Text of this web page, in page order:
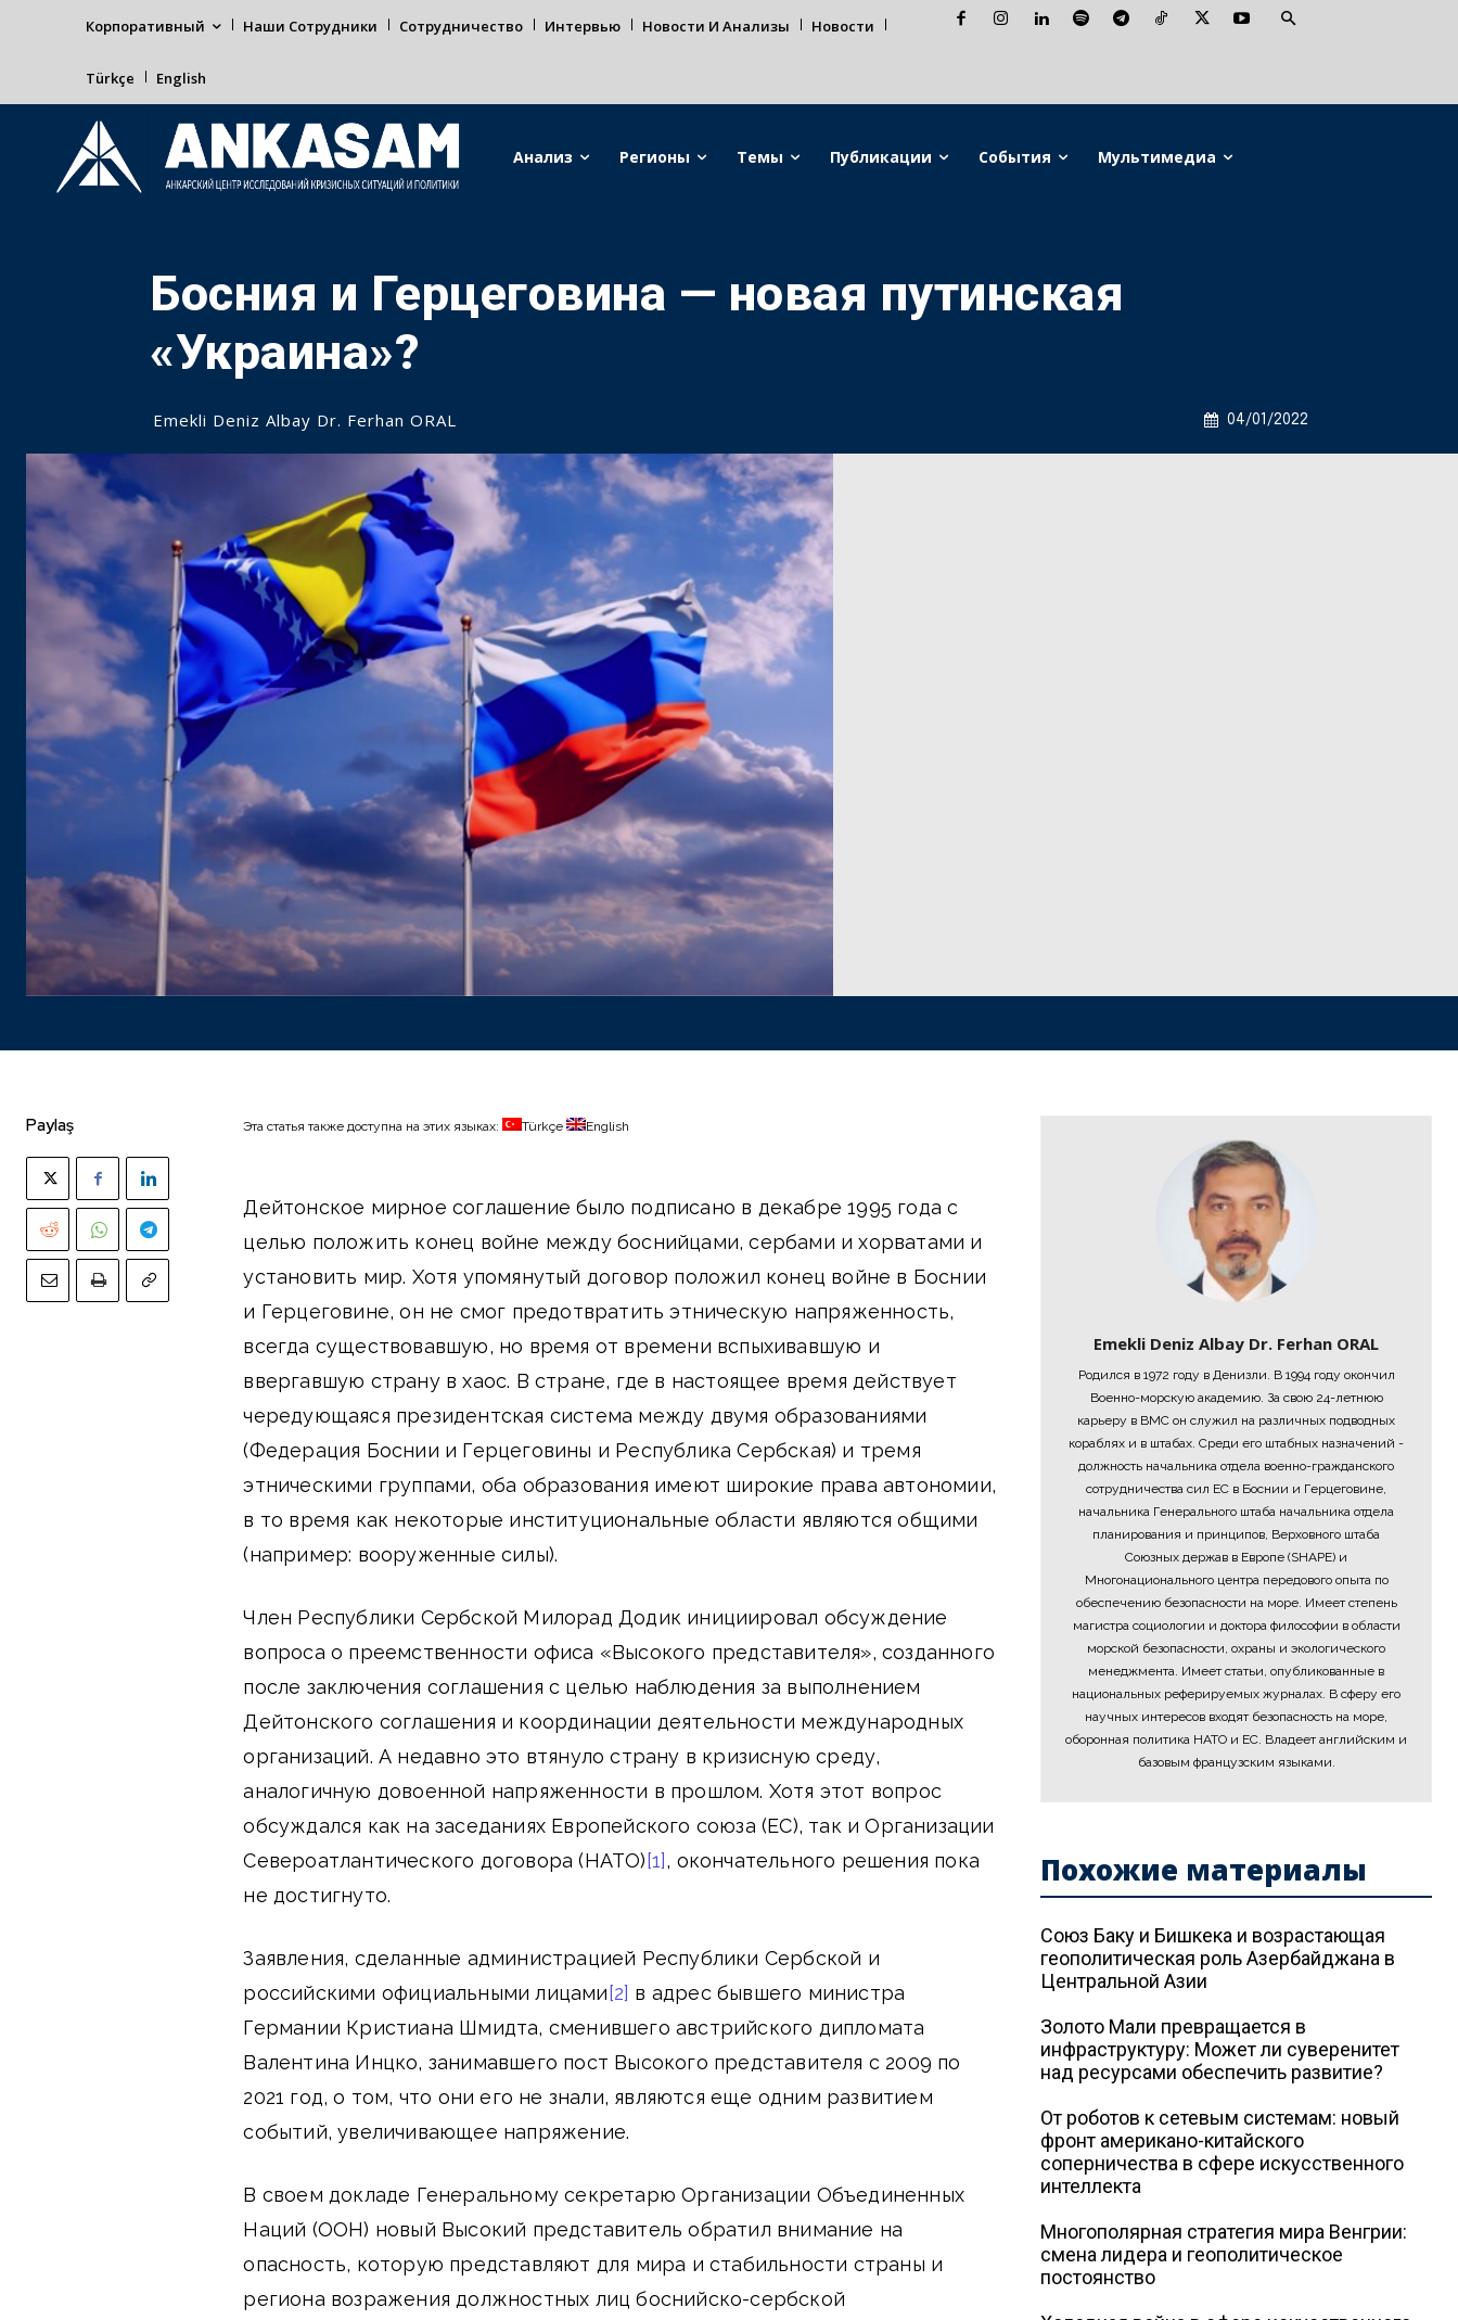
Корпоративный Наши Сотрудники Сотрудничество Интервью Новости И Анализы Новости
Türkçe English
Анализ Регионы Темы Публикации События Мультимедиа
Босния и Герцеговина — новая путинская
«Украина»?
04/01/2022
Emekli Deniz Albay Dr. Ferhan ORAL
Paylaş Эта статья также доступна на этих языках: Türkçe English
Дейтонское мирное соглашение было подписано в декабре 1995 года с
целью положить конец войне между боснийцами, сербами и хорватами и
установить мир. Хотя упомянутый договор положил конец войне в Боснии
и Герцеговине, он не смог предотвратить этническую напряженность,
всегда существовавшую, но время от времени вспыхивавшую и
ввергавшую страну в хаос. В стране, где в настоящее время действует
чередующаяся президентская система между двумя образованиями
(Федерация Боснии и Герцеговины и Республика Сербская) и тремя
этническими группами, оба образования имеют широкие права автономии,
в то время как некоторые институциональные области являются общими
(например: вооруженные силы).
Член Республики Сербской Милорад Додик инициировал обсуждение
вопроса о преемственности офиса «Высокого представителя», созданного
после заключения соглашения с целью наблюдения за выполнением
Дейтонского соглашения и координации деятельности международных
организаций. А недавно это втянуло страну в кризисную среду,
аналогичную довоенной напряженности в прошлом. Хотя этот вопрос
обсуждался как на заседаниях Европейского союза (ЕС), так и Организации
Североатлантического договора (НАТО) [1], окончательного решения пока
не достигнуто.
Заявления, сделанные администрацией Республики Сербской и
российскими официальными лицами [2] в адрес бывшего министра
Германии Кристиана Шмидта, сменившего австрийского дипломата
Валентина Инцко, занимавшего пост Высокого представителя с 2009 по
2021 год, о том, что они его не знали, являются еще одним развитием
событий, увеличивающее напряжение.
В своем докладе Генеральному секретарю Организации Объединенных
Наций (ООН) новый Высокий представитель обратил внимание на
опасность, которую представляют для мира и стабильности страны и
региона возражения должностных лиц боснийско-сербской
Emekli Deniz Albay Dr. Ferhan ORAL
Родился в 1972 году в Денизли. В 1994 году окончил
Военно-морскую академию. За свою 24-летнюю
карьеру в ВМС он служил на различных подводных
кораблях и в штабах. Среди его штабных назначений -
должность начальника отдела военно-гражданского
сотрудничества сил ЕС в Боснии и Герцеговине,
начальника Генерального штаба начальника отдела
планирования и принципов, Верховного штаба
Союзных держав в Европе (SHAPE) и
Многонационального центра передового опыта по
обеспечению безопасности на море. Имеет степень
магистра социологии и доктора философии в области
морской безопасности, охраны и экологического
менеджмента. Имеет статьи, опубликованные в
национальных реферируемых журналах. В сферу его
научных интересов входят безопасность на море,
оборонная политика НАТО и ЕС. Владеет английским и
базовым французским языками.
Похожие материалы
Союз Баку и Бишкека и возрастающая
геополитическая роль Азербайджана в
Центральной Азии
Золото Мали превращается в
инфраструктуру: Может ли суверенитет
над ресурсами обеспечить развитие?
От роботов к сетевым системам: новый
фронт американо-китайского
соперничества в сфере искусственного
интеллекта
Многополярная стратегия мира Венгрии:
смена лидера и геополитическое
постоянство